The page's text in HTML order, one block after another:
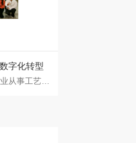
MES+ERP
产业的龙头企
引领中国陶瓷